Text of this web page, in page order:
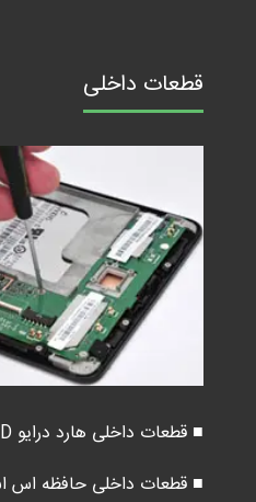
قطعات داخلی
■ قطعات داخلی هارد درایو HDD
■ قطعات داخلی حافظه